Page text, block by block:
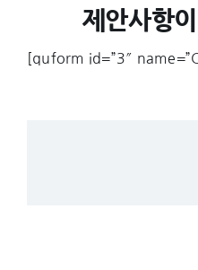
제안사항
[quform id=”3″